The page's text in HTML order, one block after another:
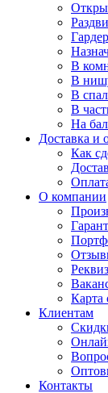
В
В
В
В
На
Доставка и
Как
О компании
Карта
Клиентам
Контакты